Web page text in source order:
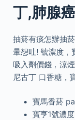
丁,肺腺
抽菸有痰怎辦抽
暈想吐! 號濃度，
吸入劑價錢，涼
尼古丁 口香糖，
寶馬香菸
寶亨1號濃